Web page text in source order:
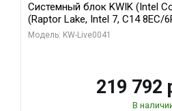
Системный блок KWIK (Intel
(Raptor Lake, Intel 7, C14 8EC/
модуля)/ Palit RTX5080
Модель: KW-Live0041
219 792
В